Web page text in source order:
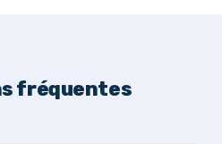
fréquentes